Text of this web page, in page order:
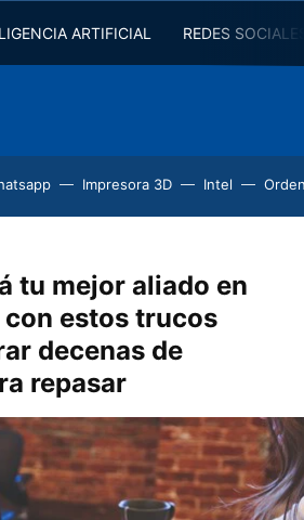
ARTIFICIAL REDES
Impresora 3D Intel
tu mejor aliado en
estos trucos
decenas de
repasar